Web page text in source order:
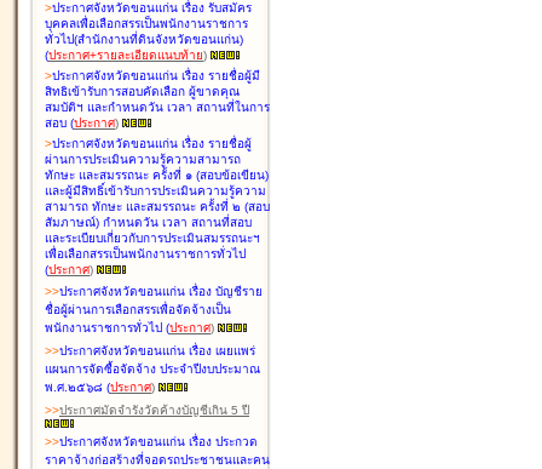
>ประกาศจังหวัดขอนแก่น เรื่อง รับสมัคร
บุคคลเพื่อเลือกสรรเป็นพนักงานราชการ
ทั่วไป(สำนักงานที่ดินจังหวัดขอนแก่น)
(ประกาศ+รายละเอียดแนบท้าย)
>ประกาศจังหวัดขอนแก่น เรื่อง รายชื่อผู้มี
สิทธิเข้ารับการสอบคัดเลือก ผู้ขาดคุณ
สมบัติฯ และกำหนดวัน เวลา สถานที่ในการ
สอบ (ประกาศ)
>ประกาศจังหวัดขอนแก่น เรื่อง รายชื่อผู้
ผ่านการประเมินความรู้ความสามารถ
ทักษะ และสมรรถนะ ครั้งที่ ๑ (สอบข้อเขียน)
และผู้มีสิทธิ์เข้ารับการประเมินความรู้ความ
สามารถ ทักษะ และสมรรถนะ ครั้งที่ ๒ (สอบ
สัมภาษณ์) กำหนดวัน เวลา สถานที่สอบ
และระเบียบเกี่ยวกับการประเมินสมรรถนะฯ
เพื่อเลือกสรรเป็นพนักงานราชการทั่วไป
(ประกาศ)
>>ประกาศจังหวัดขอนแก่น เรื่อง บัญชีราย
ชื่อผู้ผ่านการเลือกสรรเพื่อจัดจ้างเป็น
พนักงานราชการทั่วไป (ประกาศ)
>>ประกาศจังหวัดขอนแก่น เรื่อง เผยแพร่
แผนการจัดซื้อจัดจ้าง ประจำปีงบประมาณ
พ.ศ.๒๕๖๘ (ประกาศ)
>>ประกาศมัดจำรังวัดค้างบัญชีเกิน 5 ปี
>>ประกาศจังหวัดขอนแก่น เรื่อง ประกวด
ราคาจ้างก่อสร้างที่จอดรถประชาชนและคน